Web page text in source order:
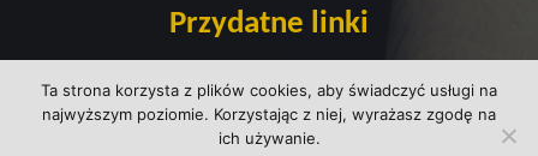
Ta strona korzysta z plików cookies, aby świadczyć usługi na
najwyższym poziomie. Korzystając z niej, wyrażasz zgodę na
ich używanie.
Przydatne linki
Strefa wsparcia
Polityka prywatności